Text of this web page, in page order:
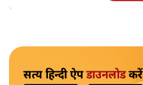
अपनाएगा।
सत्य हिन्दी ऐपडाउनलोडकरें